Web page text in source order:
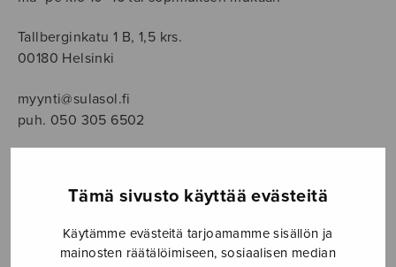
Tämä sivusto käyttää evästeitä
Käytämme evästeitä tarjoamamme sisällön ja
mainosten räätälöimiseen, sosiaalisen median
Tallberginkatu 1 B, 1,5 krs.
00180 Helsinki
myynti@sulasol.fi
puh. 050 305 6502
NÄYTÄ KARTALLA
Etusivu › Nuottikauppa › Sekakuoro ›
Where
corals lie